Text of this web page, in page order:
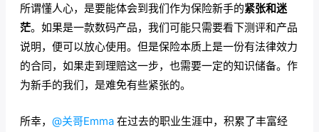
所谓懂人心，是要能体会到我们作为保险新手的紧张和迷
茫。如果是一款数码产品，我们可能只需要看下测评和产品
说明，便可以放心使用。但是保险本质上是一份有法律效力
的合同，如果走到理赔这一步，也需要一定的知识储备。作
为新手的我们，是难免有些紧张的。
所幸， @关哥Emma 在过去的职业生涯中，积累了丰富经